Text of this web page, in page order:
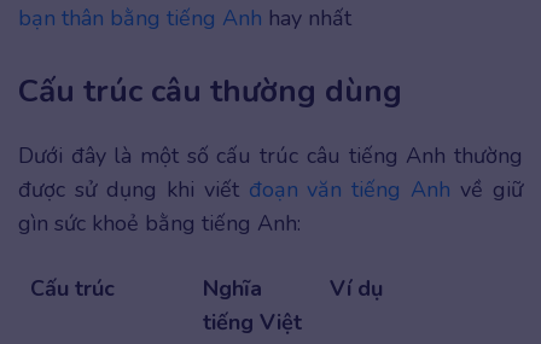
bạn thân bằng tiếng Anh hay nhất
Cấu trúc câu thường dùng
Dưới đây là một số cấu trúc câu tiếng Anh thường
được sử dụng khi viết đoạn văn tiếng Anh về giữ
gìn sức khoẻ bằng tiếng Anh:
Cấu trúc
Nghĩa
tiếng Việt
Ví dụ